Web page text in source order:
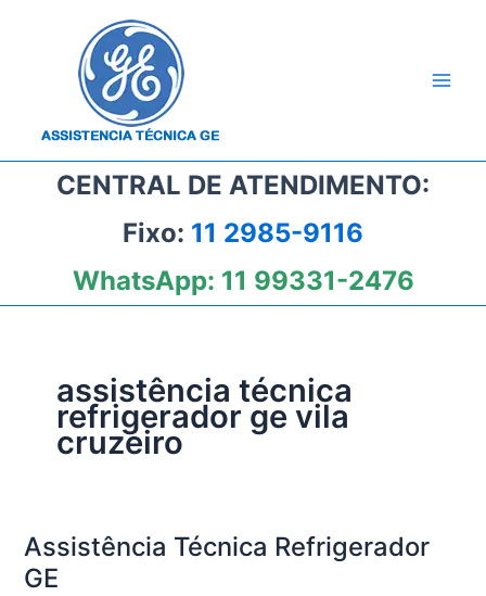
CENTRAL DE ATENDIMENTO:
Fixo: 11 2985-9116
WhatsApp: 11 99331-2476
assistência técnica
refrigerador ge vila
cruzeiro
Assistência Técnica Refrigerador
GE